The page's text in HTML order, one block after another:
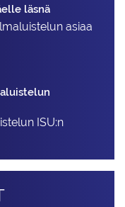
läsnä
asiaa
ISU:n